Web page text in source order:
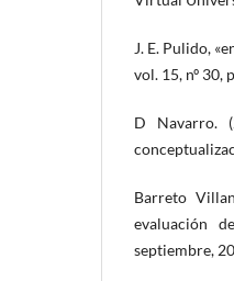
J. E. Pulido,
vol. 15, nº 30,
D Navarro.
Barreto
evaluación
septiembre,